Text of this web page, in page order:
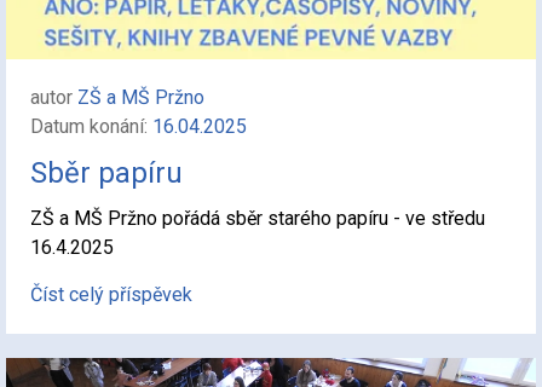
autor ZŠ a MŠ Pržno
Datum konání: 16.04.2025
Sběr papíru
ZŠ a MŠ Pržno pořádá sběr starého papíru - ve středu
16.4.2025
Číst celý příspěvek